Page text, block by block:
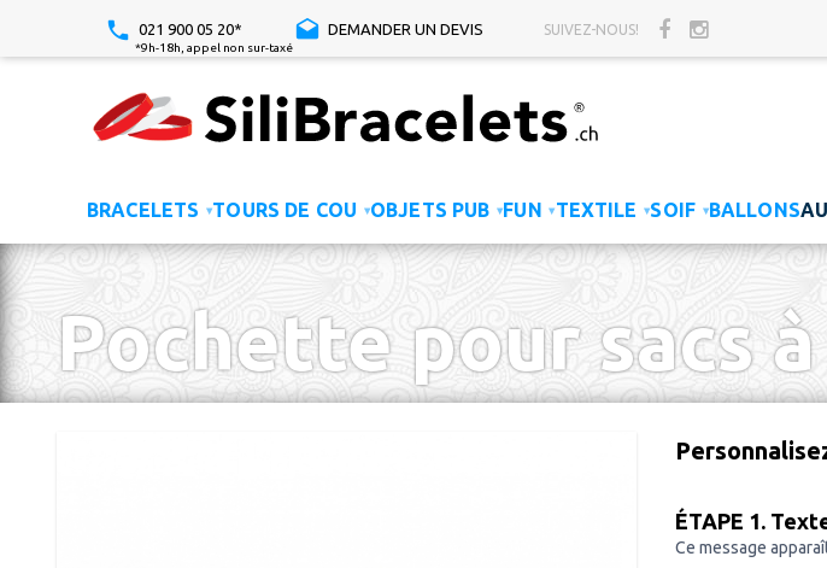
021 900 05 20* DEMANDER UN DEVIS SUIVEZ-NOUS!
*9h-18h, appel non sur-taxé
BRACELETS ▾TOURS DE COU ▾OBJETS PUB ▾FUN ▾TEXTILE ▾SOIF ▾BALLONS
Pochette pour sacs
ÉTAPE 1.
Ce message